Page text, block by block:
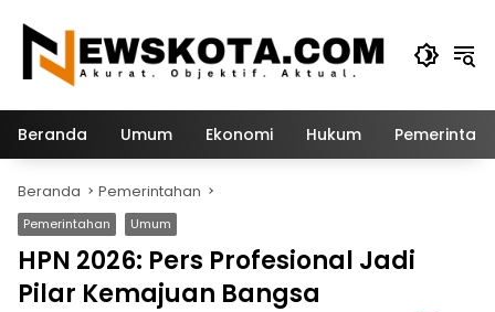
konten
Beranda Umum Ekonomi Hukum
Beranda Pemerintahan
Pemerintahan Umum
HPN 2026: Pers Profesional Jadi
Pilar Kemajuan Bangsa